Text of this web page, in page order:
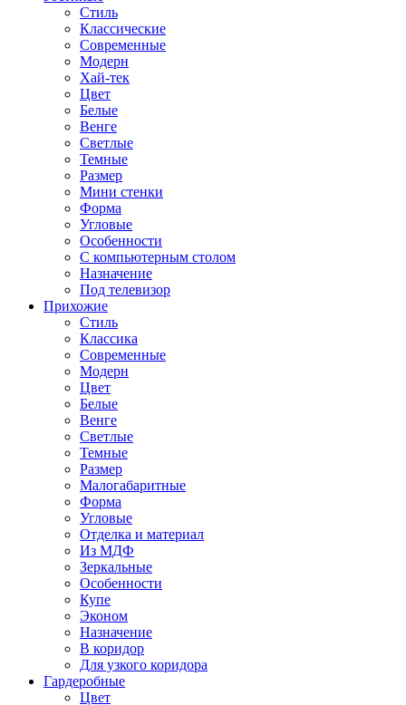
Стиль
Классические
Современные
Модерн
Хай-тек
Цвет
Белые
Венге
Светлые
Темные
Размер
Мини стенки
Форма
Угловые
Особенности
С компьютерным столом
Назначение
Под телевизор
Прихожие
Стиль
Классика
Современные
Модерн
Цвет
Белые
Венге
Светлые
Темные
Размер
Малогабаритные
Форма
Угловые
Отделка и материал
Из МДФ
Зеркальные
Особенности
Купе
Эконом
Назначение
В коридор
Для узкого коридора
Гардеробные
Цвет